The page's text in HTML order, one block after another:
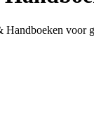
Handboeken voor